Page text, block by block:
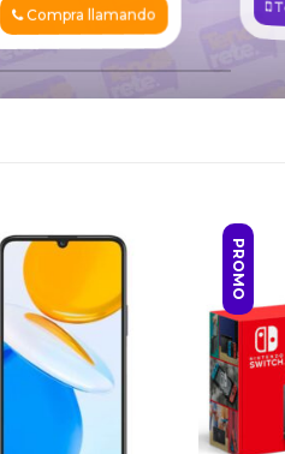
Compra llamando
PROMO